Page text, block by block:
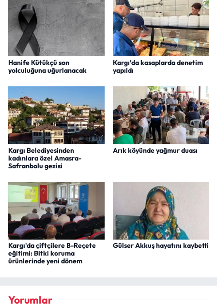
Hanife Kütükçü son
yolculuğuna uğurlanacak
Kargı’da kasaplarda denetim
yapıldı
Kargı Belediyesinden
kadınlara özel Amasra-
Safranbolu gezisi
Arık köyünde yağmur duası
Kargı'da çiftçilere B-Reçete
eğitimi: Bitki koruma
ürünlerinde yeni dönem
Gülser Akkuş hayatını kaybetti
Yorumlar